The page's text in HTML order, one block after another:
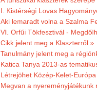
I. Kistérségi Lovas
Aki lemaradt volna a Szalma
VI. Orfűi Tökfesztivál -
Cikk jelent meg a Klaszterről »
Tanulmány jelent meg a
Katica Tanya 2013-as
Létrejöhet Közép-Kelet-
Megvan a nyereményjátékunk